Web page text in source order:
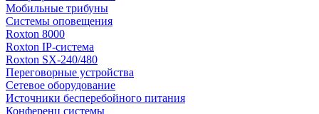
Мобильные трибуны
Системы оповещения
Roxton 8000
Roxton IP-система
Roxton SX-240/480
Переговорные устройства
Сетевое оборудование
Источники бесперебойного питания
Конференц системы